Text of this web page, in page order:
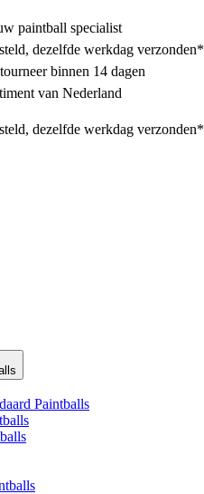
paintball specialist
dezelfde werkdag verzonden*
binnen 14 dagen
van Nederland
dezelfde werkdag verzonden*
Paintballs